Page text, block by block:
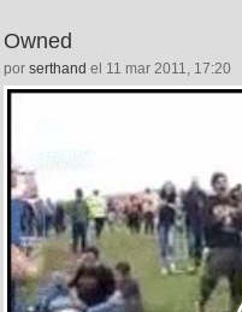
Owned
por serthand el 11 mar 2011, 17:20